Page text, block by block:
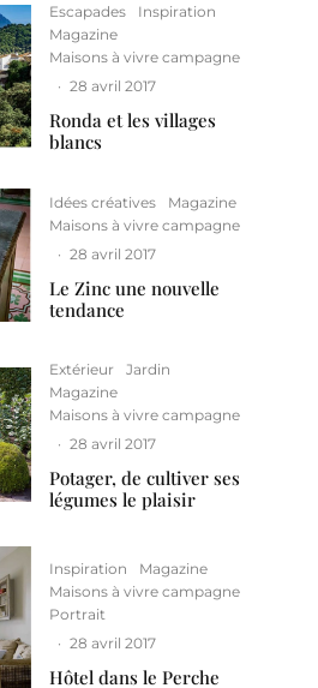
Escapades
Inspiration
Magazine
Maisons à vivre campagne
· 28 avril 2017
Ronda et les villages
blancs
Idées créatives
Magazine
Maisons à vivre campagne
· 28 avril 2017
Le Zinc une nouvelle
tendance
Extérieur
Jardin
Magazine
Maisons à vivre campagne
· 28 avril 2017
Potager, de cultiver ses
légumes le plaisir
Inspiration
Magazine
Maisons à vivre campagne
Portrait
· 28 avril 2017
Hôtel dans le Perche